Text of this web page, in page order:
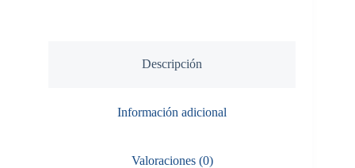
Descripción
Información adicional
Valoraciones (0)